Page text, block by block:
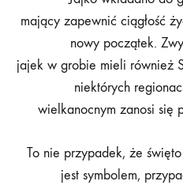
mający zapewnić ciągłość
nowy początek.
jajek w grobie mieli również
niektórych
wielkanocnym zanosi się
To nie przypadek, że
jest symbolem,